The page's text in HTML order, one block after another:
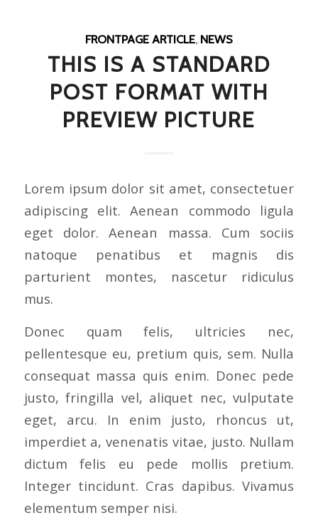
FRONTPAGE ARTICLE, NEWS
THIS IS A STANDARD
POST FORMAT WITH
PREVIEW PICTURE
Lorem ipsum dolor sit amet, consectetuer
adipiscing elit. Aenean commodo ligula
eget dolor. Aenean massa. Cum sociis
natoque penatibus et magnis dis
parturient montes, nascetur ridiculus
mus.
Donec quam felis, ultricies nec,
pellentesque eu, pretium quis, sem. Nulla
consequat massa quis enim. Donec pede
justo, fringilla vel, aliquet nec, vulputate
eget, arcu. In enim justo, rhoncus ut,
imperdiet a, venenatis vitae, justo. Nullam
dictum felis eu pede mollis pretium.
Integer tincidunt. Cras dapibus. Vivamus
elementum semper nisi.